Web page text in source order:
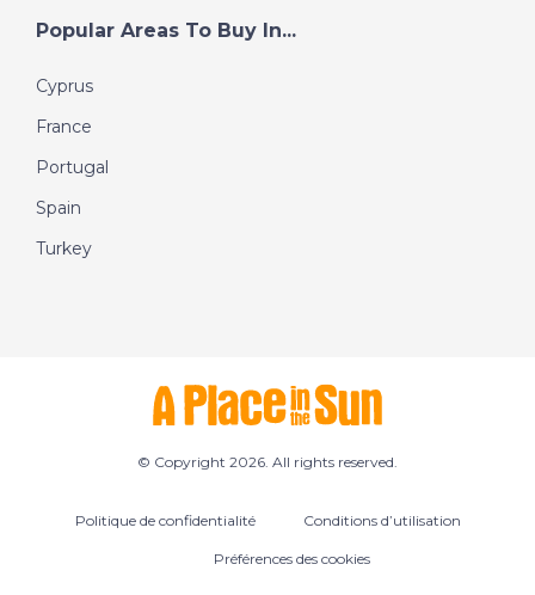
Popular Areas To Buy In...
Cyprus
France
Portugal
Spain
Turkey
© Copyright 2026. All rights reserved.
Politique de confidentialité Conditions d’utilisation
Préférences des cookies